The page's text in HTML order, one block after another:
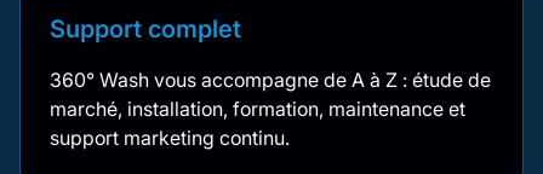
Support complet
360° Wash vous accompagne de A à Z : étude de
marché, installation, formation, maintenance et
support marketing continu.